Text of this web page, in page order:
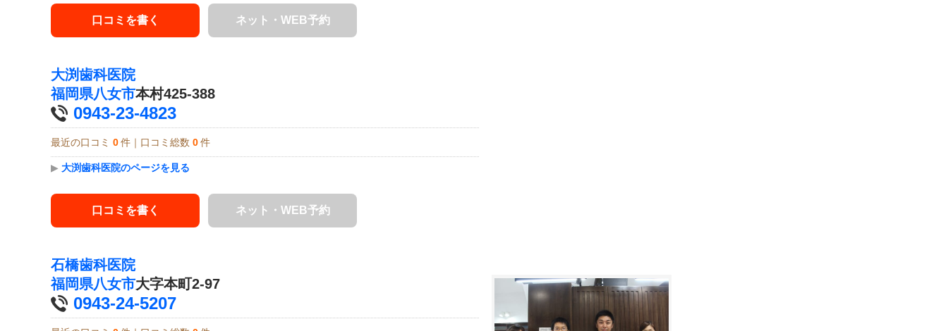
口コミを書く ネット・WEB予約
大渕歯科医院
福岡県八女市本村425-388
0943-23-4823
最近の口コミ 0 件｜口コミ総数 0 件
▶ 大渕歯科医院のページを見る
口コミを書く ネット・WEB予約
石橋歯科医院
福岡県八女市大字本町2-97
0943-24-5207